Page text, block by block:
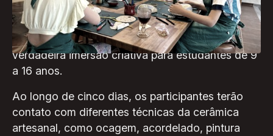
com o universo da cerâmica. A Colônia de Férias
do Ateliê Almamia, em Curitiba, acontece entre
os dias 14 a 18 de julho e promete uma
verdadeira imersão criativa para estudantes de 9
a 16 anos.
Ao longo de cinco dias, os participantes terão
contato com diferentes técnicas da cerâmica
artesanal, como ocagem, acordelado, pintura